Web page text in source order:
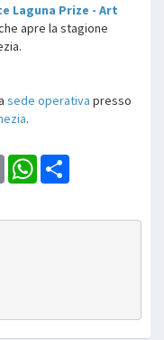
Laguna Prize - Art
apre la stagione
sede operativa presso
.
Email WhatsApp